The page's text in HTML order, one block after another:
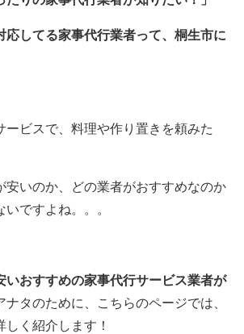
応してる家事代行業者って、桐生市に
ービスで、料理や作り置きを頼みた
安いのか、どの業者がおすすめなのか
ですよね。。。
いおすすめの家事代行サービス業者が
ナタのために、こちらのページでは、
く紹介します！